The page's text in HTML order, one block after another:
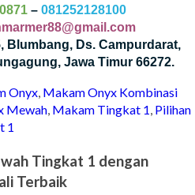
– 081252128100
Blumbang, Ds. Campurdarat,
Jawa Timur 66272.
Onyx, Makam Onyx Kombinasi
Mewah, Makam Tingkat 1, Pilihan
1
Tingkat 1 dengan
Terbaik